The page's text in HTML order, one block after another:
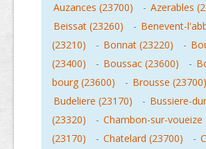
Auzances (23700)
- Azerables
Beissat (23260)
- Benevent-
(23210)
- Bonnat (23220) -
(23400)
- Boussac (23600) -
bourg (23600)
- Brousse (23700)
Budeliere (23170)
- Bussiere-
(23320)
- Chambon-sur-voueize
(23170)
- Chatelard (23700) -